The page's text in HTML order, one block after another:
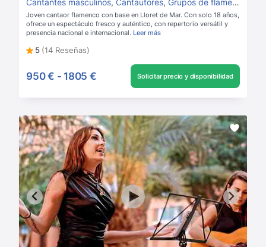
Cantantes masculinos, Cantautores, Grupos de flamenco
Joven cantaor flamenco con base en Lloret de Mar. Con solo 18 años,
ofrece un espectáculo fresco y auténtico, con repertorio versátil y
presencia nacional e internacional. Leer más
5 (14 Reseñas)
950 € - 1805 € Solicitar precio y disponibilidad